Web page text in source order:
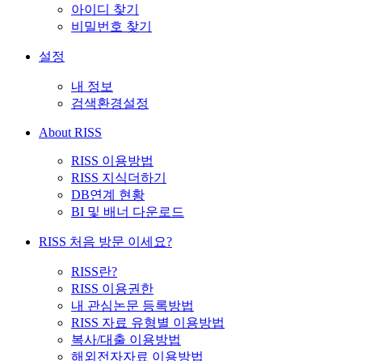
아이디 찾기
비밀번호 찾기
설정
내 정보
검색환경설정
About RISS
RISS 이용방법
RISS 지식더하기
DB연계 현황
BI 및 배너 다운로드
RISS 처음 방문 이세요?
RISS란?
RISS 이용권한
내 관심논문 등록방법
RISS 자료 유형별 이용방법
복사/대출 이용방법
해외전자자료 이용방법